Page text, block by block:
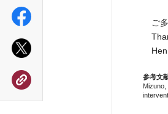
ご多
参考文
Mizuno,